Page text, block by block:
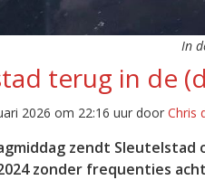
In
terug in de
2026 om 22:16 uur door Chris
zendt
zonder frequenties